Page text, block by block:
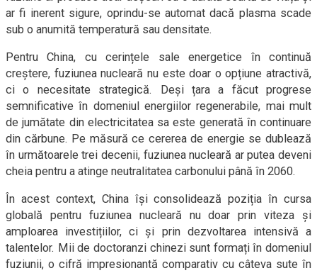
ar fi inerent sigure, oprindu-se automat dacă plasma scade
sub o anumită temperatură sau densitate.
Pentru China, cu cerințele sale energetice în continuă
creștere, fuziunea nucleară nu este doar o opțiune atractivă,
ci o necesitate strategică. Deși țara a făcut progrese
semnificative în domeniul energiilor regenerabile, mai mult
de jumătate din electricitatea sa este generată în continuare
din cărbune. Pe măsură ce cererea de energie se dublează
în următoarele trei decenii, fuziunea nucleară ar putea deveni
cheia pentru a atinge neutralitatea carbonului până în 2060.
În acest context, China își consolidează poziția în cursa
globală pentru fuziunea nucleară nu doar prin viteza și
amploarea investițiilor, ci și prin dezvoltarea intensivă a
talentelor. Mii de doctoranzi chinezi sunt formați în domeniul
fuziunii, o cifră impresionantă comparativ cu câteva sute în